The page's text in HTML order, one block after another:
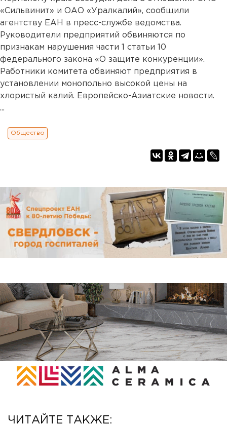
«Сильвинит» и ОАО «Уралкалий», сообщили
агентству ЕАН в пресс-службе ведомства.
Руководители предприятий обвиняются по
признакам нарушения части 1 статьи 10
федерального закона «О защите конкуренции».
Работники комитета обвиняют предприятия в
установлении монопольно высокой цены на
хлористый калий. Европейско-Азиатские новости.
...
Общество
ЧИТАЙТЕ ТАКЖЕ: